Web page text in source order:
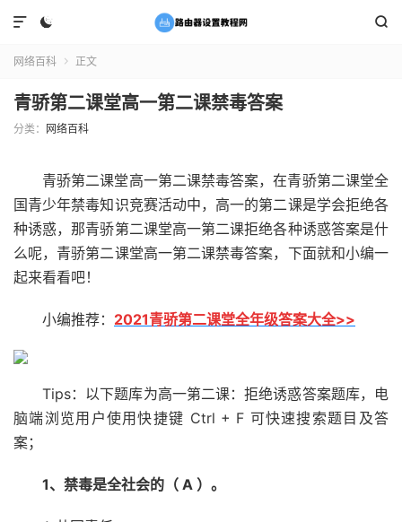
 

网络百科  正文
青骄第二课堂高一第二课禁毒答案
分类： 网络百科
青骄第二课堂高一第二课禁毒答案，在青骄第二课堂全
国青少年禁毒知识竞赛活动中，高一的第二课是学会拒绝各
种诱惑，那青骄第二课堂高一第二课拒绝各种诱惑答案是什
么呢，青骄第二课堂高一第二课禁毒答案，下面就和小编一
起来看看吧！
小编推荐： 2021青骄第二课堂全年级答案大全>>
Tips：以下题库为高一第二课：拒绝诱惑答案题库，电
脑端浏览用户使用快捷键 Ctrl + F 可快速搜索题目及答
案；
1、禁毒是全社会的（ A ）。